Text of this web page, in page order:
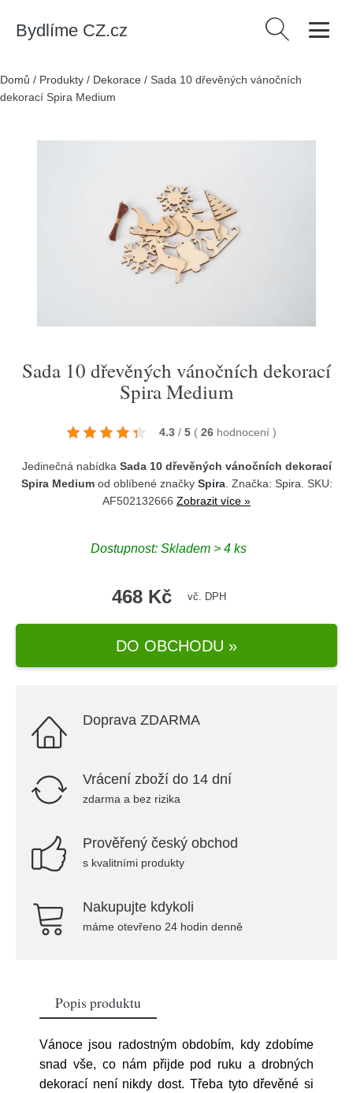
Bydlíme CZ.cz Vyhledávání
Domů / Produkty / Dekorace / Sada 10 dřevěných vánočních
dekorací Spira Medium
Sada 10 dřevěných vánočních dekorací
Spira Medium
4.3 / 5 ( 26 hodnocení )
Jedinečná nabídka Sada 10 dřevěných vánočních dekorací
Spira Mediumod oblíbené značky Spira. Značka: Spira . SKU:
AF502132666 Zobrazit více »
Dostupnost: Skladem > 4 ks
468 Kč vč. DPH
DO OBCHODU »
Doprava ZDARMA
Vrácení zboží do 14 dní
zdarma a bez rizika
Prověřený český obchod
s kvalitními produkty
Nakupujte kdykoli
máme otevřeno 24 hodin denně
Popis produktu
Vánoce jsou radostným obdobím, kdy zdobíme
snad vše, co nám přijde pod ruku a drobných
dekorací není nikdy dost. Třeba tyto dřevěné si